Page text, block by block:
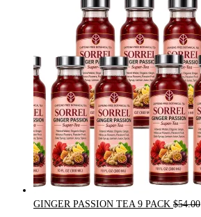
$31.50.
GINGER PASSION TEA 9 PACK $54.00